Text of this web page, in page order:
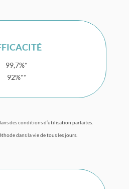
99,7%*
92%**
des conditions d’utilisation parfaites.
dans la vie de tous les jours.